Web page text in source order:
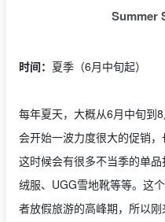
Summer
时间： 夏季（6月中旬起）
每年夏天，大概从6月中旬到
会开始一波力度很大的促销
这时候会有很多不当季的单
绒服、UGG雪地靴等等。这
者放假旅游的高峰期，所以